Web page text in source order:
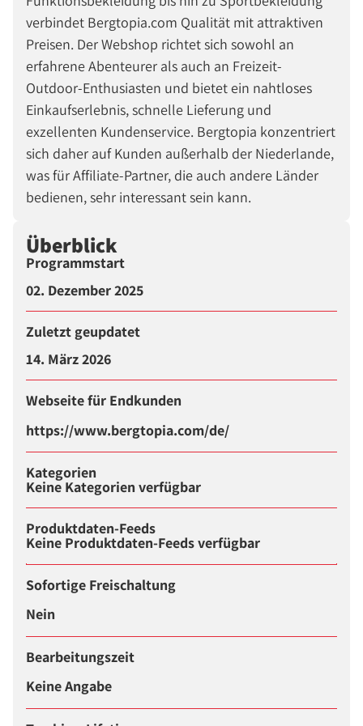
verbindet Bergtopia.com Qualität mit attraktiven
Preisen. Der Webshop richtet sich sowohl an
erfahrene Abenteurer als auch an Freizeit-
Outdoor-Enthusiasten und bietet ein nahtloses
Einkaufserlebnis, schnelle Lieferung und
exzellenten Kundenservice. Bergtopia konzentriert
sich daher auf Kunden außerhalb der Niederlande,
was für Affiliate-Partner, die auch andere Länder
bedienen, sehr interessant sein kann.
Überblick
Programmstart
02. Dezember 2025
Zuletzt geupdatet
14. März 2026
Webseite für Endkunden
https://www.bergtopia.com/de/
Kategorien
Keine Kategorien verfügbar
Produktdaten-Feeds
Keine Produktdaten-Feeds verfügbar
Sofortige Freischaltung
Nein
Bearbeitungszeit
Keine Angabe